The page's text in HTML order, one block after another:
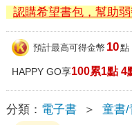
認購希望書包，幫助
預計最高可得金幣 10點
HAPPY GO享100累1點 4
分類： 電子書 ＞ 童書/